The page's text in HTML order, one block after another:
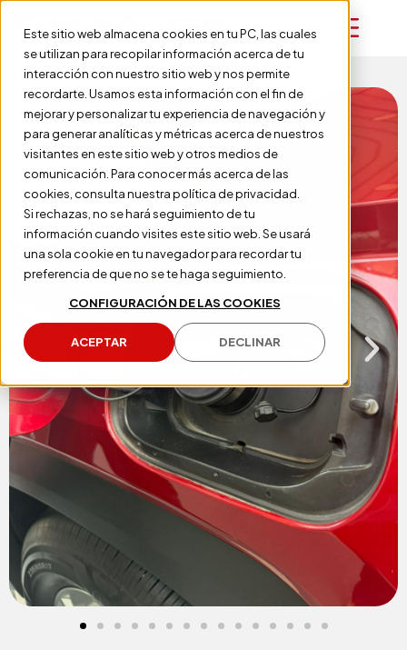
Este sitio web almacena cookies en tu PC, las cuales
se utilizan para recopilar información acerca de tu
interacción con nuestro sitio web y nos permite
recordarte. Usamos esta información con el fin de
mejorar y personalizar tu experiencia de navegación y
para generar analíticas y métricas acerca de nuestros
visitantes en este sitio web y otros medios de
comunicación. Para conocer más acerca de las
cookies, consulta nuestra política de privacidad.
Si rechazas, no se hará seguimiento de tu
información cuando visites este sitio web. Se usará
una sola cookie en tu navegador para recordar tu
preferencia de que no se te haga seguimiento.
CONFIGURACIÓN DE LAS COOKIES
ACEPTAR DECLINAR
Volver Al Catálogo